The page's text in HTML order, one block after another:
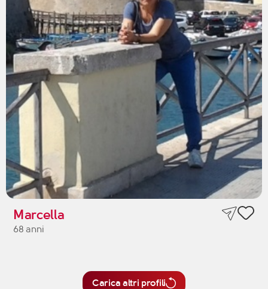
Marcella
68 anni
Carica altri profili